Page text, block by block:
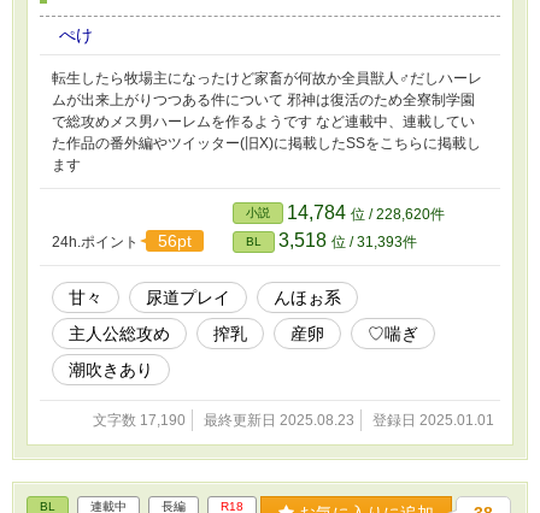
ぺけ
転生したら牧場主になったけど家畜が何故か全員獣人♂だしハーレ
ムが出来上がりつつある件について 邪神は復活のため全寮制学園
で総攻めメス男ハーレムを作るようです など連載中、連載してい
た作品の番外編やツイッター(旧X)に掲載したSSをこちらに掲載し
ます
24h.ポイント 56pt
小説 14,784 位 / 228,620件
BL 3,518 位 / 31,393件
甘々 尿道プレイ
んほぉ系
主人公総攻め
搾乳 産卵
♡喘ぎ
潮吹きあり
文字数 17,190 最終更新日 2025.08.23 登録日 2025.01.01
BL 連載中 長編 R18